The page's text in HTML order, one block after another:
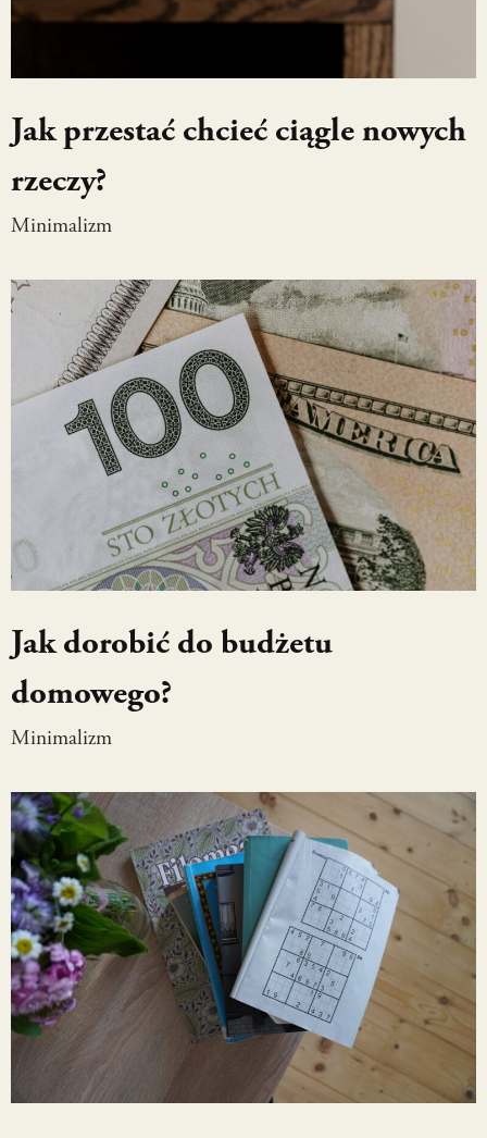
Jak przestać chcieć ciągle nowych
rzeczy?
Minimalizm
Jak dorobić do budżetu
domowego?
Minimalizm